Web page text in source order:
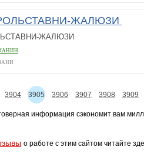
ЖАЛЮЗИ
ЖАЛЮЗИ
3904 3905 3906 3907 3908 3909
информация сэкономит вам
о работе с этим сайтом читайте